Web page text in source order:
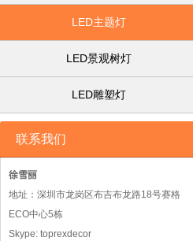
LED主题灯
LED景观树灯
LED雕塑灯
联系我们
徐雪丽
地址：深圳市龙岗区布吉布龙路18号赛格
ECO中心5栋
Skype: toprexdecor